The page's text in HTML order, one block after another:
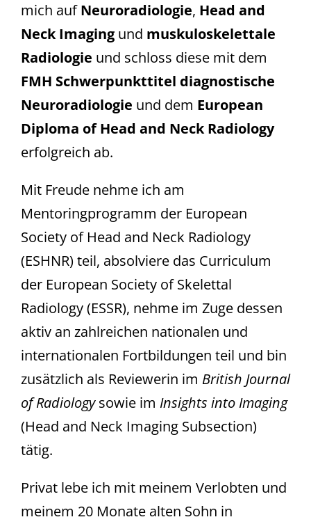
mich aufNeuroradiologie, Head and
Neck Imagingund muskuloskelettale
Radiologie und schloss diese mit dem
FMH Schwerpunkttitel diagnostische
Neuroradiologie und dem European
Diploma of Head and Neck Radiology
erfolgreich ab.
Mit Freude nehme ich am
Mentoringprogramm der European
Society of Head and Neck Radiology
(ESHNR) teil, absolviere das Curriculum
der European Society of Skelettal
Radiology (ESSR), nehme im Zuge dessen
aktiv an zahlreichen nationalen und
internationalen Fortbildungen teil und bin
zusätzlich als Reviewerin im British Journal
of Radiologysowie im Insights into Imaging
(Head and Neck Imaging Subsection)
tätig.
Privat lebe ich mit meinem Verlobten und
meinem 20 Monate alten Sohn in